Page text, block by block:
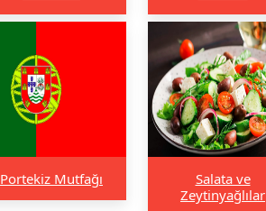
Portekiz Mutfağı
Salata ve
Zeytinyağlılar